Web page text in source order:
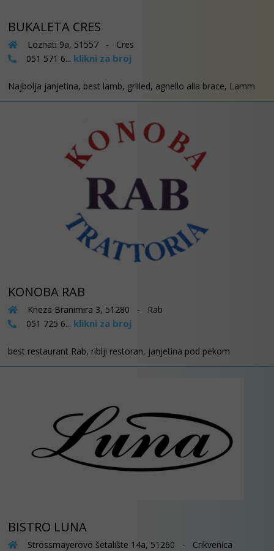
BUKALETA CRES
Loznati 9a, 51557 - Cres
051 571 6... klikni za broj
Najbolja janjetina, best lamb, grilled, agnello alla brace, Lamm
KONOBA RAB
Kneza Branimira 3, 51280 - Rab
051 725 6... klikni za broj
best restaurant Rab, riblji restoran, janjetina pod pekom
BISTRO LUNA
Strossmayerovo šetalište 14a, 51260 - Crikvenica